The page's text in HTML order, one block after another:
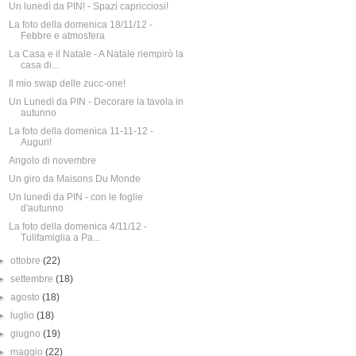
Un lunedì da PIN! - Spazi capricciosi!
La foto della domenica 18/11/12 -
Febbre e atmosfera
La Casa e il Natale - A Natale riempirò la
casa di...
Il mio swap delle zucc-one!
Un Lunedì da PIN - Decorare la tavola in
autunno
La foto della domenica 11-11-12 -
Auguri!
Angolo di novembre
Un giro da Maisons Du Monde
Un lunedì da PIN - con le foglie
d'autunno
La foto della domenica 4/11/12 -
Tulifamiglia a Pa...
ottobre(22)
settembre(18)
agosto(18)
luglio(18)
giugno(19)
maggio(22)